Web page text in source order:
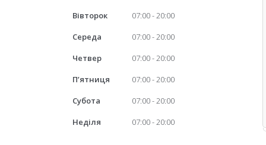
Вівторок
07:00 20:00
Середа
07:00 20:00
Четвер
07:00 20:00
Пʼятниця
07:00 20:00
Субота
07:00 20:00
Неділя
07:00 20:00